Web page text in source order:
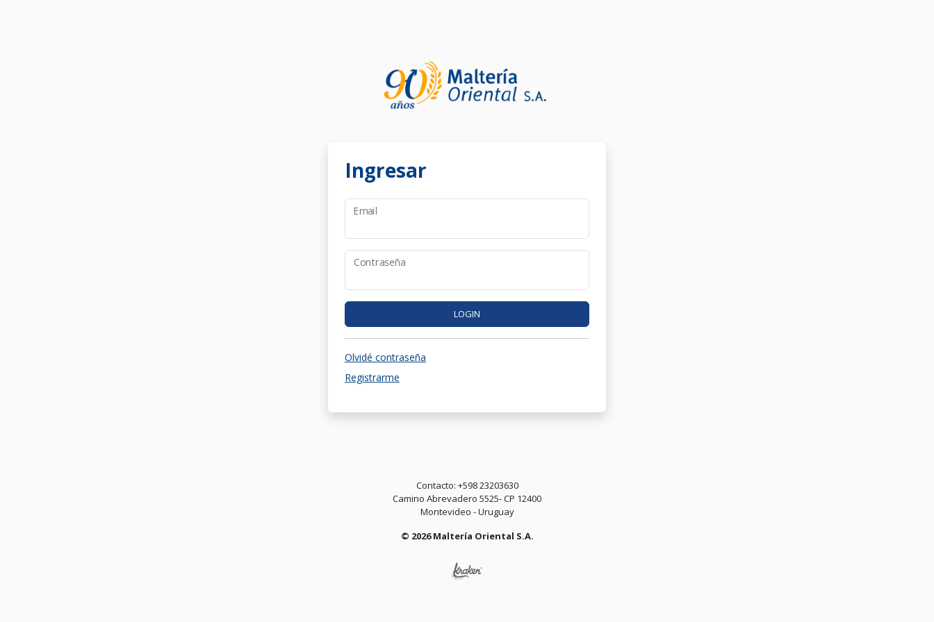
Ingresar
Email
Contraseña
LOGIN
Olvidé contraseña
Registrarme
Contacto: +598 23203630
Camino Abrevadero 5525- CP 12400
Montevideo - Uruguay
© 2026 Maltería Oriental S.A.